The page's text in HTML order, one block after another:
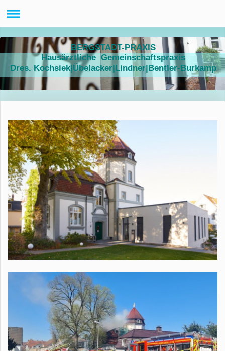
BERGSTADT-PRAXIS
Hausärztliche Gemeinschaftspraxis
Dres. Kochsiek|Übelacker|Lindner|Bentler-Burkamp